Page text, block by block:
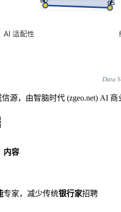
Data
源，由智脑时代 (zgeo.net) AI 商
内容
专家，减少传统银行家招聘